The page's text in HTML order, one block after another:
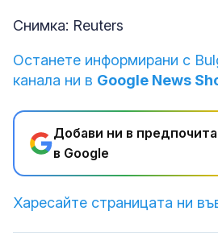
Снимка: Reuters
Останете информирани с
канала ни в Google News
Добави ни в
в Google
Харесайте страницата ни